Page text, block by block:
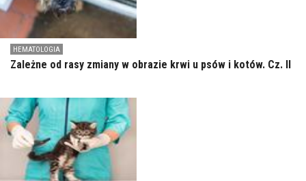
HEMATOLOGIA
Zależne od rasy zmiany w obrazie krwi u psów i kotów. Cz. II